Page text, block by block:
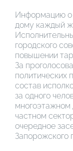
Информацию о
дому каждый
городского
повышении
За
политических
состав
за одного
многоэтажном
частном
очередное
Запорожского